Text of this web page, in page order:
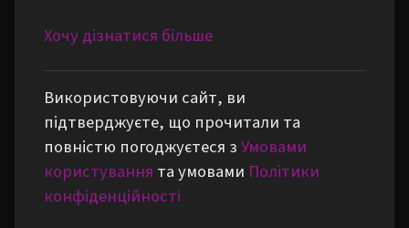
Хочу дізнатися більше
Використовуючи сайт, ви
підтверджуєте, що прочитали та
повністю погоджуєтеся зУмовами
користування та умовами Політики
конфіденційності